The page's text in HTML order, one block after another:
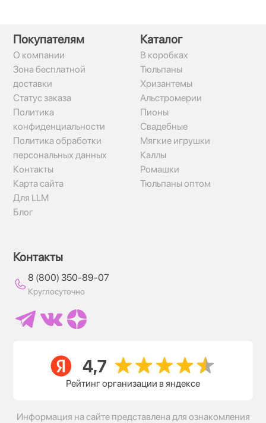
Покупателям
О компании
Зона бесплатной
доставки
Статус заказа
Политика
конфиденциальности
Политика обработки
персональных данных
Контакты
Карта сайта
Для LLM
Блог
Каталог
В коробках
Тюльпаны
Хризантемы
Альстромерии
Пионы
Свадебные
Мягкие игрушки
Каллы
Ромашки
Тюльпаны оптом
Контакты
8 (800) 350-89-07
Круглосуточно
Рейтинг организации в яндексе
Информация на сайте представлена для ознакомления